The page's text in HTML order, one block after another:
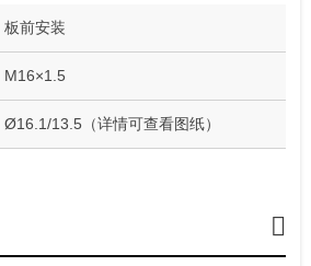
板前安装
M16×1.5
Ø16.1/13.5（详情可查看图纸）